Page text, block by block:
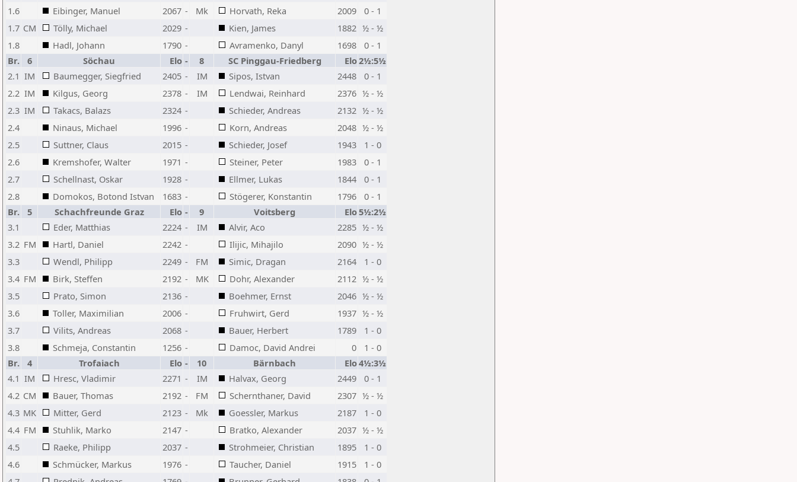
1.6
Eibinger, Manuel 2067 - Mk Horvath, Reka 2009
0 - 1
1.7 CM Tölly, Michael 2029 - Kien, James 1882 ½ - ½
1.8
Hadl, Johann 1790 - Avramenko, Danyl 1698
0 - 1
Br.
6 Söchau Elo - 8 SC Pinggau-Friedberg Elo2½:5½
2.1 IM Baumegger, Siegfried 2405 - IM Sipos, Istvan 2448
0 - 1
2.2 IM Kilgus, Georg 2378 - IM Lendwai, Reinhard 2376 ½ - ½
2.3 IM Takacs, Balazs 2324 - Schieder, Andreas 2132 ½ - ½
2.4
Ninaus, Michael 1996 - Korn, Andreas 2048 ½ - ½
2.5
Suttner, Claus 2015 - Schieder, Josef 1943
1 - 0
2.6
Kremshofer, Walter 1971 - Steiner, Peter 1983
0 - 1
2.7
Schellnast, Oskar 1928 - Ellmer, Lukas 1844
0 - 1
2.8
Domokos, Botond Istvan 1683 - Stögerer, Konstantin 1796
0 - 1
Br.
5 Schachfreunde Graz Elo - 9 Voitsberg Elo5½:2½
3.1
Eder, Matthias 2224 - IM Alvir, Aco 2285 ½ - ½
3.2 FM Hartl, Daniel 2242 - Ilijic, Mihajilo 2090 ½ - ½
3.3
Wendl, Philipp 2249 - FM Simic, Dragan 2164
1 - 0
3.4 FM Birk, Steffen 2192 - MK Dohr, Alexander 2112 ½ - ½
3.5
Prato, Simon 2136 - Boehmer, Ernst 2046 ½ - ½
3.6
Toller, Maximilian 2006 - Fruhwirt, Gerd 1937 ½ - ½
3.7
Vilits, Andreas 2068 - Bauer, Herbert 1789
1 - 0
3.8
Schmeja, Constantin 1256 - Damoc, David Andrei 0
1 - 0
Br.
4 Trofaiach Elo - 10 Bärnbach Elo4½:3½
4.1 IM Hresc, Vladimir 2271 - IM Halvax, Georg 2449
0 - 1
4.2 CM Bauer, Thomas 2192 - FM Schernthaner, David 2307 ½ - ½
4.3 MK Mitter, Gerd 2123 - Mk Goessler, Markus 2187
1 - 0
4.4 FM Stuhlik, Marko 2147 - Bratko, Alexander 2037 ½ - ½
4.5
Raeke, Philipp 2037 - Strohmeier, Christian 1895
1 - 0
4.6
Schmücker, Markus 1976 - Taucher, Daniel 1915
1 - 0